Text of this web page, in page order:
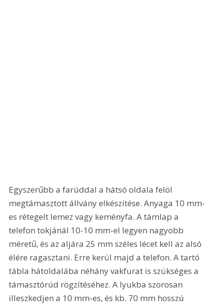
Egyszerűbb a farúddal a hátsó oldala felöl
megtámasztott állvány elkészítése. Anyaga 10 mm-
es rétegelt lemez vagy keményfa. A támlap a
telefon tokjánál 10-10 mm-el legyen nagyobb
méretű, és az aljára 25 mm széles lécet kell az alsó
élére ragasztani. Erre kerül majd a telefon. A tartó
tábla hátoldalába néhány vakfurat is szükséges a
támasztórúd rögzítéséhez. A lyukba szorosan
illeszkedjen a 10 mm-es, és kb. 70 mm hosszú